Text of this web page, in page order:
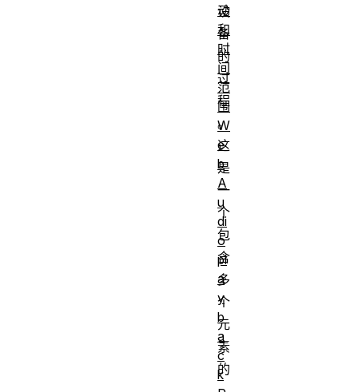
设
备
的
过
程
。
这
是
一
个
包
含
多
个
元
素
的
动
和
时
间
范
围
W
e
b
A
u
di
o
pl
a
y
b
a
c
k